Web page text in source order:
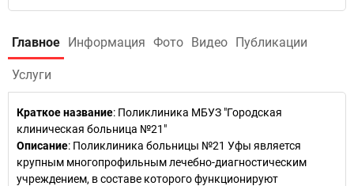
Главное Информация Фото Видео Публикации
Услуги
Краткое название: Поликлиника МБУЗ "Городская
клиническая больница №21"
Описание: Поликлиника больницы №21 Уфы является
крупным многопрофильным лечебно-диагностическим
учреждением, в составе которого функционируют